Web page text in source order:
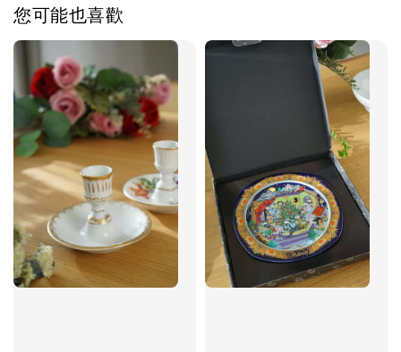
您可能也喜歡